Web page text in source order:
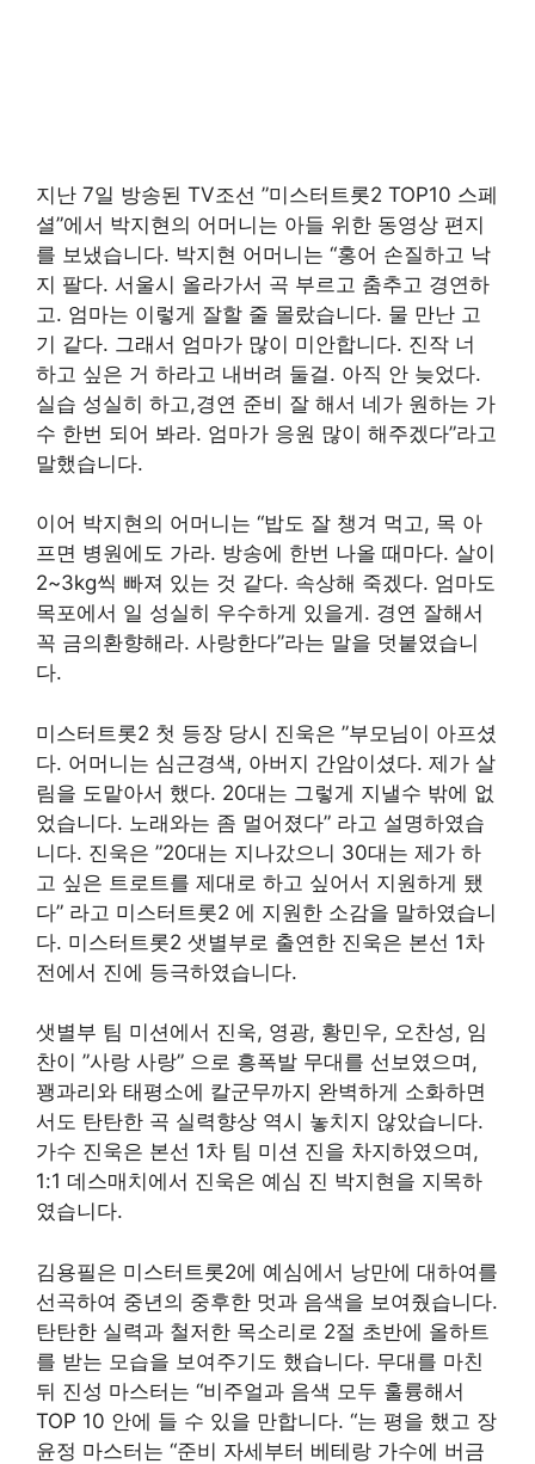
지난 7일 방송된 TV조선 ”미스터트롯2 TOP10 스페
셜”에서 박지현의 어머니는 아들 위한 동영상 편지
를 보냈습니다. 박지현 어머니는 “홍어 손질하고 낙
지 팔다. 서울시 올라가서 곡 부르고 춤추고 경연하
고. 엄마는 이렇게 잘할 줄 몰랐습니다. 물 만난 고
기 같다. 그래서 엄마가 많이 미안합니다. 진작 너
하고 싶은 거 하라고 내버려 둘걸. 아직 안 늦었다.
실습 성실히 하고,경연 준비 잘 해서 네가 원하는 가
수 한번 되어 봐라. 엄마가 응원 많이 해주겠다”라고
말했습니다.
이어 박지현의 어머니는 “밥도 잘 챙겨 먹고, 목 아
프면 병원에도 가라. 방송에 한번 나올 때마다. 살이
2~3kg씩 빠져 있는 것 같다. 속상해 죽겠다. 엄마도
목포에서 일 성실히 우수하게 있을게. 경연 잘해서
꼭 금의환향해라. 사랑한다”라는 말을 덧붙였습니
다.
미스터트롯2 첫 등장 당시 진욱은 ”부모님이 아프셨
다. 어머니는 심근경색, 아버지 간암이셨다. 제가 살
림을 도맡아서 했다. 20대는 그렇게 지낼수 밖에 없
었습니다. 노래와는 좀 멀어졌다” 라고 설명하였습
니다. 진욱은 ”20대는 지나갔으니 30대는 제가 하
고 싶은 트로트를 제대로 하고 싶어서 지원하게 됐
다” 라고 미스터트롯2 에 지원한 소감을 말하였습니
다. 미스터트롯2 샛별부로 출연한 진욱은 본선 1차
전에서 진에 등극하였습니다.
샛별부 팀 미션에서 진욱, 영광, 황민우, 오찬성, 임
찬이 ”사랑 사랑” 으로 흥폭발 무대를 선보였으며,
꽹과리와 태평소에 칼군무까지 완벽하게 소화하면
서도 탄탄한 곡 실력향상 역시 놓치지 않았습니다.
가수 진욱은 본선 1차 팀 미션 진을 차지하였으며,
1:1 데스매치에서 진욱은 예심 진 박지현을 지목하
였습니다.
김용필은 미스터트롯2에 예심에서 낭만에 대하여를
선곡하여 중년의 중후한 멋과 음색을 보여줬습니다.
탄탄한 실력과 철저한 목소리로 2절 초반에 올하트
를 받는 모습을 보여주기도 했습니다. 무대를 마친
뒤 진성 마스터는 “비주얼과 음색 모두 훌륭해서
TOP 10 안에 들 수 있을 만합니다. “는 평을 했고 장
윤정 마스터는 “준비 자세부터 베테랑 가수에 버금